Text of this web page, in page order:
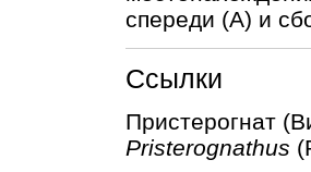
спереди (А) и
Ссылки
Пристерогнат
Pristerognathus